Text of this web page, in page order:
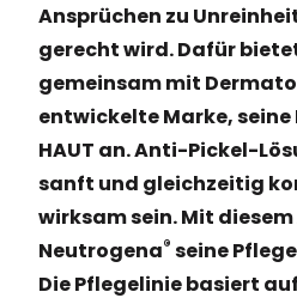
Ansprüchen zu
gerecht wird. Dafür
gemeinsam mit
entwickelte Marke, seine
HAUT an. Anti-Pickel-
sanft und gleichzeitig
wirksam sein. Mit
Neutrogena® seine
Die Pflegelinie basiert